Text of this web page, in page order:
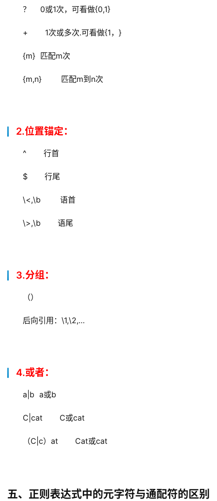
？    0或1次，可看做{0,1}
+       1次或多次.可看做{1，}
{m}  匹配m次
{m,n}        匹配m到n次
2.位置锚定：
^       行首
$       行尾
\<,\b        语首
\>,\b       语尾
3.分组：
（）
后向引用：\1,\2,…
4.或者：
a|b  a或b
C|cat       C或cat
（C|c）at       Cat或cat
五、正则表达式中的元字符与通配符的区别